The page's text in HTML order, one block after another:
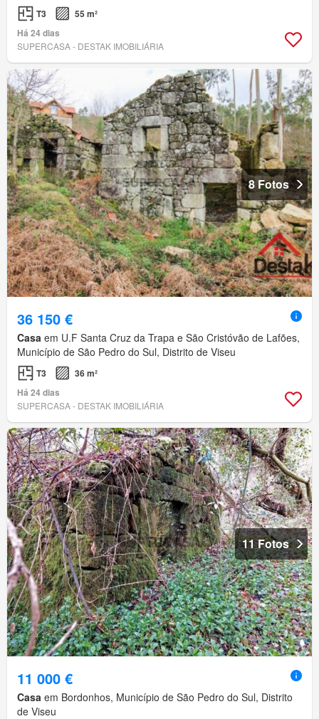
T3
55 m²
Há 24 dias
SUPERCASA - DESTAK IMOBILIÁRIA
8 Fotos
36 150 €
Casa em U.F Santa Cruz da Trapa e São Cristóvão de Lafões,
Município de São Pedro do Sul, Distrito de Viseu
T3
36 m²
Há 24 dias
SUPERCASA - DESTAK IMOBILIÁRIA
11 Fotos
11 000 €
Casa em Bordonhos, Município de São Pedro do Sul, Distrito
de Viseu